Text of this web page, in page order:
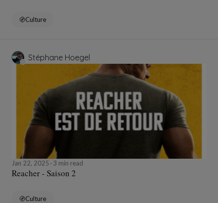
Culture
Stéphane Hoegel
Jan 22, 2025 3 min read
Reacher - Saison 2
Culture